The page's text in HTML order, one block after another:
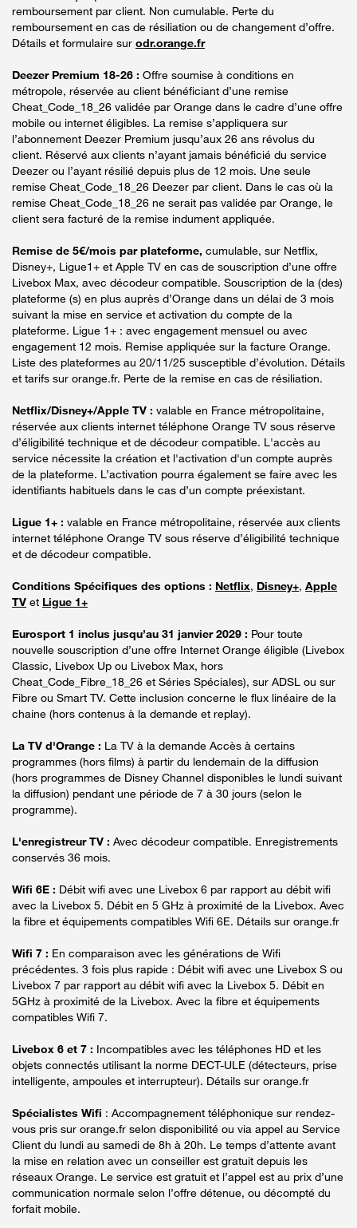
remboursement par client. Non cumulable. Perte du
remboursement en cas de résiliation ou de changement d’offre.
Détails et formulaire sur odr.orange.fr
Deezer Premium 18-26 : Offre soumise à conditions en
métropole, réservée au client bénéficiant d’une remise
Cheat_Code_18_26 validée par Orange dans le cadre d’une offre
mobile ou internet éligibles. La remise s’appliquera sur
l’abonnement Deezer Premium jusqu’aux 26 ans révolus du
client. Réservé aux clients n’ayant jamais bénéficié du service
Deezer ou l’ayant résilié depuis plus de 12 mois. Une seule
remise Cheat_Code_18_26 Deezer par client. Dans le cas où la
remise Cheat_Code_18_26 ne serait pas validée par Orange, le
client sera facturé de la remise indument appliquée.
Remise de 5€/mois par plateforme, cumulable, sur Netflix,
Disney+, Ligue1+ et Apple TV en cas de souscription d’une offre
Livebox Max, avec décodeur compatible. Souscription de la (des)
plateforme (s) en plus auprès d’Orange dans un délai de 3 mois
suivant la mise en service et activation du compte de la
plateforme. Ligue 1+ : avec engagement mensuel ou avec
engagement 12 mois. Remise appliquée sur la facture Orange.
Liste des plateformes au 20/11/25 susceptible d’évolution. Détails
et tarifs sur orange.fr. Perte de la remise en cas de résiliation.
Netflix/Disney+/Apple TV : valable en France métropolitaine,
réservée aux clients internet téléphone Orange TV sous réserve
d’éligibilité technique et de décodeur compatible. L'accès au
service nécessite la création et l'activation d'un compte auprès
de la plateforme. L’activation pourra également se faire avec les
identifiants habituels dans le cas d’un compte préexistant.
Ligue 1+ : valable en France métropolitaine, réservée aux clients
internet téléphone Orange TV sous réserve d’éligibilité technique
et de décodeur compatible.
Conditions Spécifiques des options : Netflix, Disney+, Apple
TV et Ligue 1+
Eurosport 1 inclus jusqu’au 31 janvier 2029 : Pour toute
nouvelle souscription d’une offre Internet Orange éligible (Livebox
Classic, Livebox Up ou Livebox Max, hors
Cheat_Code_Fibre_18_26 et Séries Spéciales), sur ADSL ou sur
Fibre ou Smart TV. Cette inclusion concerne le flux linéaire de la
chaine (hors contenus à la demande et replay).
La TV d'Orange : La TV à la demande Accès à certains
programmes (hors films) à partir du lendemain de la diffusion
(hors programmes de Disney Channel disponibles le lundi suivant
la diffusion) pendant une période de 7 à 30 jours (selon le
programme).
L'enregistreur TV : Avec décodeur compatible. Enregistrements
conservés 36 mois.
Wifi 6E : Débit wifi avec une Livebox 6 par rapport au débit wifi
avec la Livebox 5. Débit en 5 GHz à proximité de la Livebox. Avec
la fibre et équipements compatibles Wifi 6E. Détails sur orange.fr
Wifi 7 : En comparaison avec les générations de Wifi
précédentes. 3 fois plus rapide : Débit wifi avec une Livebox S ou
Livebox 7 par rapport au débit wifi avec la Livebox 5. Débit en
5GHz à proximité de la Livebox. Avec la fibre et équipements
compatibles Wifi 7.
Livebox 6 et 7 : Incompatibles avec les téléphones HD et les
objets connectés utilisant la norme DECT-ULE (détecteurs, prise
intelligente, ampoules et interrupteur). Détails sur orange.fr
Spécialistes Wifi : Accompagnement téléphonique sur rendez-
vous pris sur orange.fr selon disponibilité ou via appel au Service
Client du lundi au samedi de 8h à 20h. Le temps d’attente avant
la mise en relation avec un conseiller est gratuit depuis les
réseaux Orange. Le service est gratuit et l’appel est au prix d’une
communication normale selon l’offre détenue, ou décompté du
forfait mobile.